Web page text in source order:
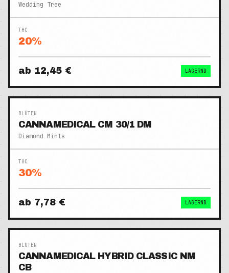
Wedding Tree
THC
20%
ab 12,45 € LAGERND
BLÜTEN
CANNAMEDICAL CM 30/1 DM
Diamond Mints
THC
30%
ab 7,78 € LAGERND
BLÜTEN
CANNAMEDICAL HYBRID CLASSIC NM
CB